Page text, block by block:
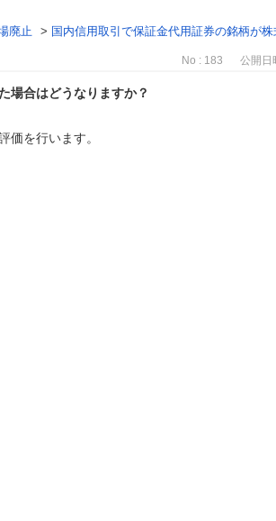
廃止 > 国内信用取引で保証金代用証券の銘柄が
No : 183 公開日
場合はどうなりますか？
価を行います。